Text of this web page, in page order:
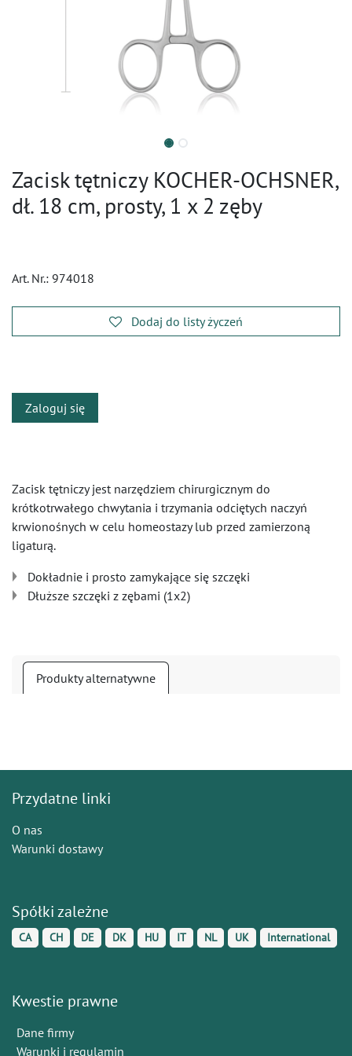
Zacisk tętniczy KOCHER-OCHSNER,
dł. 18 cm, prosty, 1 x 2 zęby
Art. Nr.: 974018
Dodaj do listy życzeń
Zaloguj się
Zacisk tętniczy jest narzędziem chirurgicznym do
krótkotrwałego chwytania i trzymania odciętych naczyń
krwionośnych w celu homeostazy lub przed zamierzoną
ligaturą.
Dokładnie i prosto zamykające się szczęki
Dłuższe szczęki z zębami (1x2)
Produkty alternatywne
Przydatne linki
O nas
Warunki dostawy
Spółki zależne
CA CH DE DK HU IT NL UK International
Kwestie prawne
Dane firmy
Warunki i regulamin